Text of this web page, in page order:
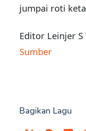
jumpai roti
Editor Leinjer
Sumber
Bagikan Lagu